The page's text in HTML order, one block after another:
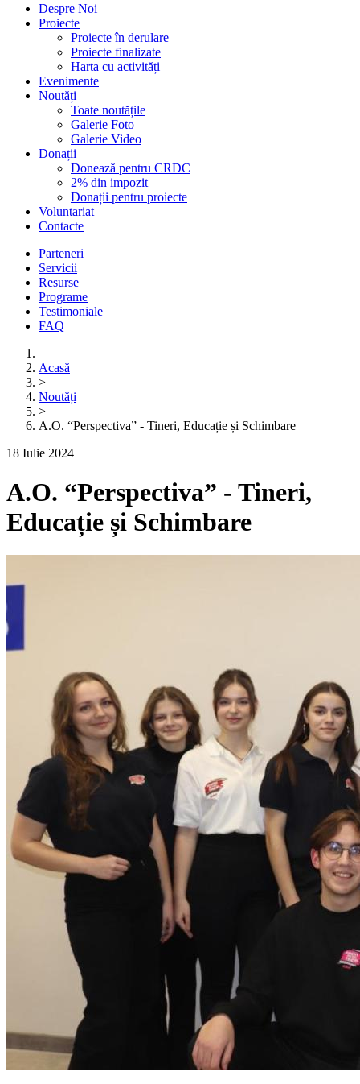
Despre Noi
Proiecte
Proiecte în derulare
Proiecte finalizate
Harta cu activități
Evenimente
Noutăți
Toate noutățile
Galerie Foto
Galerie Video
Donații
Donează pentru CRDC
2% din impozit
Donații pentru proiecte
Voluntariat
Contacte
Parteneri
Servicii
Resurse
Programe
Testimoniale
FAQ
Acasă
>
Noutăți
>
A.O. “Perspectiva” - Tineri, Educație și Schimbare
18 Iulie 2024
A.O. “Perspectiva” - Tineri,
Educație și Schimbare